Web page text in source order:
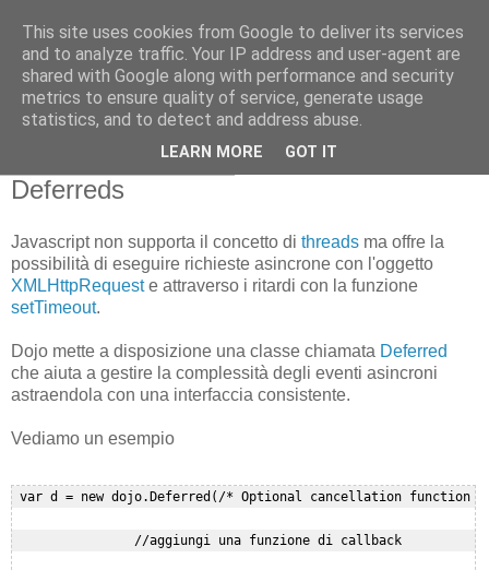
NicoGis - Sviluppare in
ambiente ArcGIS...
Deferreds
Javascript non supporta il concetto di threads ma offre la
possibilità di eseguire richieste asincrone con l'oggetto
XMLHttpRequeste attraverso i ritardi con la funzione
setTimeout.
Dojo mette a disposizione una classe chiamata Deferred
che aiuta a gestire la complessità degli eventi asincroni
astraendola con una interfaccia consistente.
Vediamo un esempio
var d = new dojo.Deferred(/* Optional cancellation function
                //aggiungi una funzione di callback
This site uses cookies from Google to deliver its services
and to analyze traffic. Your IP address and user-agent are
shared with Google along with performance and security
metrics to ensure quality of service, generate usage
statistics, and to detect and address abuse.
LEARN MORE GOT IT